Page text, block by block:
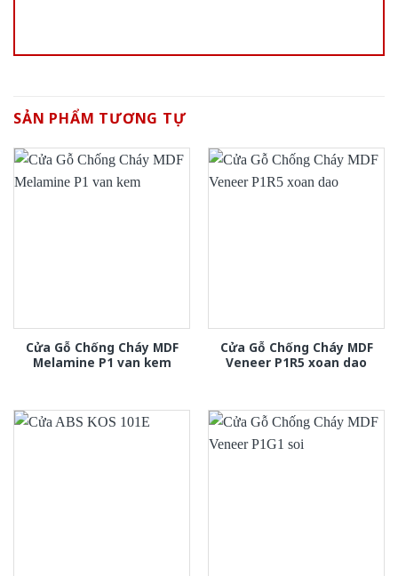
SẢN PHẨM TƯƠNG TỰ
Cửa Gỗ Chống Cháy MDF
Melamine P1 van kem
Cửa Gỗ Chống Cháy MDF
Veneer P1R5 xoan dao